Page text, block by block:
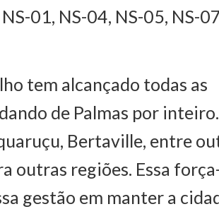
01, NS-04, NS-05, NS-
tem alcançado todas as
de Palmas por inteiro.
Bertaville, entre
outras regiões. Essa
gestão em manter a